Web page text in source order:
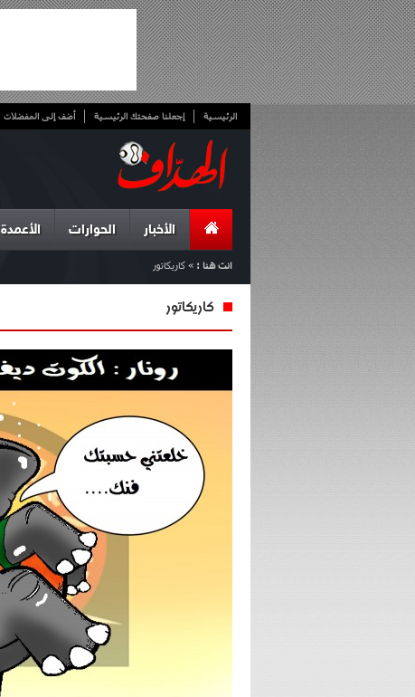
الرئيسية إجعلنا صفحتك الرئيسية أضف إلى المفضلات
الأخبار الحوارات الأعمدة
انت هنا : » كاريكاتور
كاريكاتور